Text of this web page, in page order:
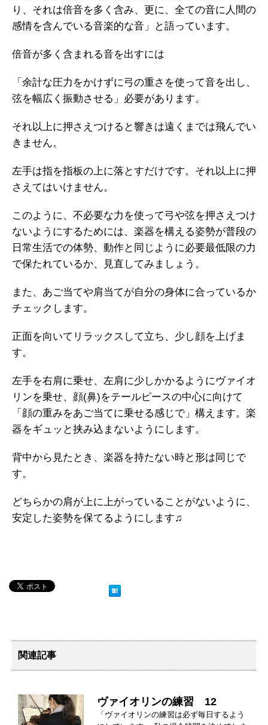
り、それは倍音を多く含み、更に、全ての音に人間の
感情を含んでいる音楽的な音」と語っています。
倍音が多く含まれる音を出すには
「余計な圧力をかけずに弓の重さを使って音を出し、
弦を幅広く振動させる」必要があります。
それ以上に押さえつけると響きは遠くまでは飛んでい
きません。
左手は指を指板の上に落とすだけです。それ以上に押
さえてはいけません。
このように、不必要な力を使って弓や弦を押さえつけ
ないようにするためには、楽器を構える姿勢が普段の
日常生活での体勢、動作と同じように必要最低限の力
で保たれているか、見直してみましょう。
また、あご当てや肩当てが自分の身体に合っているか
チェックします。
正面を向いてリラックスして立ち、少し顔を上げま
す。
左手を右肩に乗せ、左肩に少しかかるようにヴァイオ
リンを乗せ、顔(鼻)をテールピースの中心に向けて
「顔の重みをあご当てに乗せる感じで」構えます。楽
器をギュッと挟み込まないようにします。
背中から見たとき、楽器を持たない時と形は同じで
す。
どちらかの肩が上に上がっていることがないように、
安定した姿勢を保てるようにします♫
関連記事
ヴァイオリンの練習 12
「ヴァイオリンの練習は必ず毎日するよう